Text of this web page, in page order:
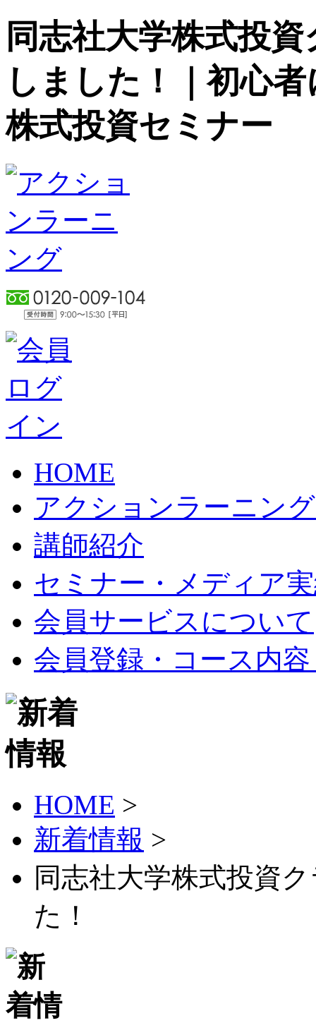
同志社大学株式投
しました！｜初心
株式投資セミナー
HOME
アクションラーニン
講師紹介
セミナー・メディア
会員サービスについて
会員登録・コース内
HOME >
新着情報 >
同志社大学株式投資
た！